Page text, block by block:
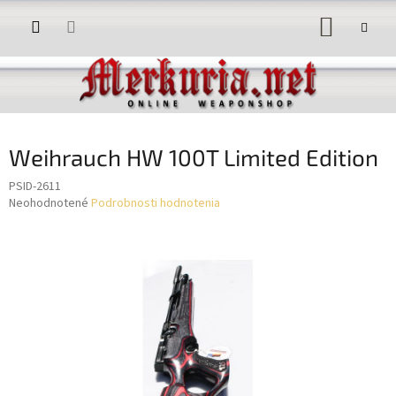
Prejsť
Weihrauch HW 100T Limited Edition
PSID-2611
Priemerné
Neohodnotené Podrobnosti hodnotenia